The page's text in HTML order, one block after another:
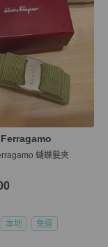
蝴蝶髮夾
本地 免運